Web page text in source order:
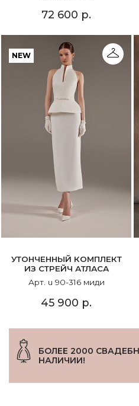
72 600 р.
NEW
УТОНЧЕННЫЙ КОМПЛЕКТ
ИЗ СТРЕЙЧ АТЛАСА
Арт. u 90-316 миди
45 900 р.
БОЛЕЕ 2000
НАЛИЧИИ!